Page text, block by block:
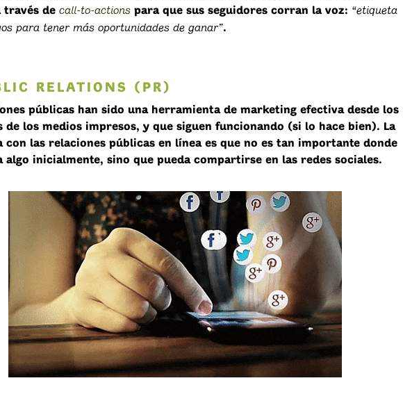
través de call-to-actionspara que sus seguidores corran la voz: “etiqueta
para tener más oportunidades de ganar”.
RELATIONS (PR)
públicas han sido una herramienta de marketing efectiva desde los
de los medios impresos, y que siguen funcionando (si lo hace bien). La
con las relaciones públicas en línea es que no es tan importante donde
algo inicialmente, sino que pueda compartirse en las redes sociales.